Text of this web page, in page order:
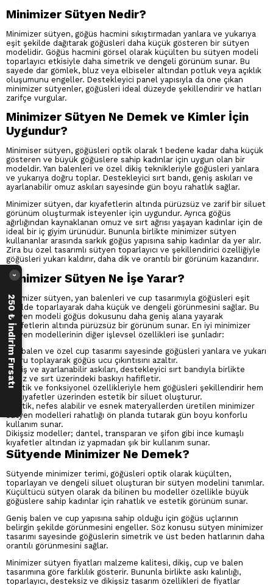
Minimizer Sütyen Nedir?
Minimizer sütyen, göğüs hacmini sıkıştırmadan yanlara ve yukarıya
eşit şekilde dağıtarak göğüsleri daha küçük gösteren bir sütyen
modelidir. Göğüs hacmini görsel olarak küçülten bu sütyen modeli
toparlayıcı etkisiyle daha simetrik ve dengeli görünüm sunar. Bu
sayede dar gömlek, bluz veya elbiseler altından potluk veya açıklık
oluşumunu engeller. Destekleyici panel yapısıyla da öne çıkan
minimizer sütyenler, göğüsleri ideal düzeyde şekillendirir ve hatları
zarifçe vurgular.
Minimizer Sütyen Ne Demek ve Kimler İçin
Uygundur?
Minimiser sütyen, göğüsleri optik olarak 1 bedene kadar daha küçük
gösteren ve büyük göğüslere sahip kadınlar için uygun olan bir
modeldir. Yan balenleri ve özel dikiş teknikleriyle göğüsleri yanlara
ve yukarıya doğru toplar. Destekleyici sırt bandı, geniş askıları ve
ayarlanabilir omuz askıları sayesinde gün boyu rahatlık sağlar.
Minimizer sütyen, dar kıyafetlerin altında pürüzsüz ve zarif bir siluet
görünüm oluşturmak isteyenler için uygundur. Ayrıca göğüs
ağırlığından kaynaklanan omuz ve sırt ağrısı yaşayan kadınlar için de
ideal bir iç giyim ürünüdür. Bununla birlikte minimizer sütyen
kullananlar arasında sarkık göğüs yapısına sahip kadınlar da yer alır.
Zira bu özel tasarımlı sütyen toparlayıcı ve şekillendirici özelliğiyle
göğüsleri yukarı kaldırır, daha dik ve orantılı bir görünüm kazandırır.
Minimizer Sütyen Ne İşe Yarar?
Minimizer sütyen, yan balenleri ve cup tasarımıyla göğüsleri eşit
şekilde toparlayarak daha küçük ve dengeli görünmesini sağlar. Bu
sütyen modeli göğüs dokusunu daha geniş alana yayarak
kıyafetlerin altında pürüzsüz bir görünüm sunar. En iyi minimizer
sütyen modellerinin diğer işlevsel özellikleri ise şunladır:
Yan balen ve özel cup tasarımı sayesinde göğüsleri yanlara ve yukarı
doğru toplayarak göğüs ucu çıkıntısını azaltır.
Geniş ve ayarlanabilir askıları, destekleyici sırt bandıyla birlikte
omuz ve sırt üzerindeki baskıyı hafifletir.
Elastik ve fonksiyonel özellikleriyle hem göğüsleri şekillendirir hem
de kıyafetler üzerinden estetik bir siluet oluşturur.
Elastik, nefes alabilir ve esnek materyallerden üretilen minimizer
sütyen modelleri rahatlığı ön planda tutarak gün boyu konforlu
kullanım sunar.
Dikişsiz modeller; dantel, transparan ve şifon gibi ince kumaşlı
kıyafetler altından iz yapmadan şık bir kullanım sunar.
Sütyende Minimizer Ne Demek?
Sütyende minimizer terimi, göğüsleri optik olarak küçülten,
toparlayan ve dengeli siluet oluşturan bir sütyen modelini tanımlar.
Küçültücü sütyen olarak da bilinen bu modeller özellikle büyük
göğüslere sahip kadınlar için rahatlık ve estetik görünüm sunar.
Geniş balen ve cup yapısına sahip olduğu için göğüs uçlarının
belirgin şekilde görünmesini engeller. Söz konusu sütyen minimizer
tasarımı sayesinde göğüslerin simetrik ve üst beden hatlarının daha
orantılı görünmesini sağlar.
Minimizer sütyen fiyatları malzeme kalitesi, dikiş, cup ve balen
tasarımına göre farklılık gösterir. Bununla birlikte askı kalınlığı,
toparlayıcı, desteksiz ve dikişsiz tasarım özellikleri de fiyatlar
250 ₺ İndirim Fırsatı
›